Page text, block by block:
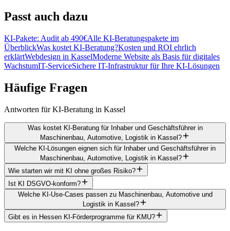
Passt auch dazu
KI-Pakete: Audit ab 490€Alle KI-Beratungspakete im
ÜberblickWas kostet KI-Beratung?Kosten und ROI ehrlich
erklärtWebdesign in KasselModerne Website als Basis für digitales
WachstumIT-ServiceSichere IT-Infrastruktur für Ihre KI-Lösungen
Häufige Fragen
Antworten für KI-Beratung in Kassel
Was kostet KI-Beratung für Inhaber und Geschäftsführer in
Maschinenbau, Automotive, Logistik in Kassel?
Welche KI-Lösungen eignen sich für Inhaber und Geschäftsführer in
Maschinenbau, Automotive, Logistik in Kassel?
Wie starten wir mit KI ohne großes Risiko?
Ist KI DSGVO-konform?
Welche KI-Use-Cases passen zu Maschinenbau, Automotive und
Logistik in Kassel?
Gibt es in Hessen KI-Förderprogramme für KMU?